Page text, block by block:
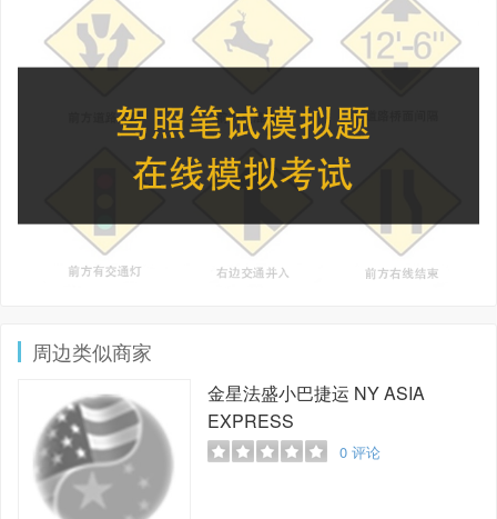
周边类似商家
金星法盛小巴捷运 NY ASIA
EXPRESS
0评论